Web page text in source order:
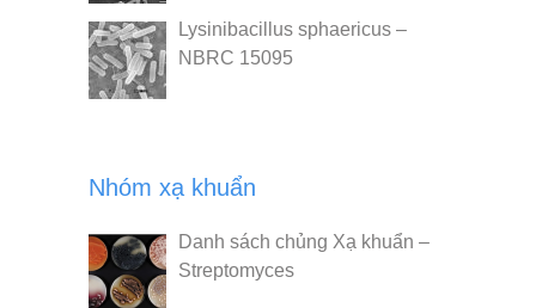
Lysinibacillus sphaericus –
NBRC 15095
Nhóm xạ khuẩn
Danh sách chủng Xạ khuẩn –
Streptomyces